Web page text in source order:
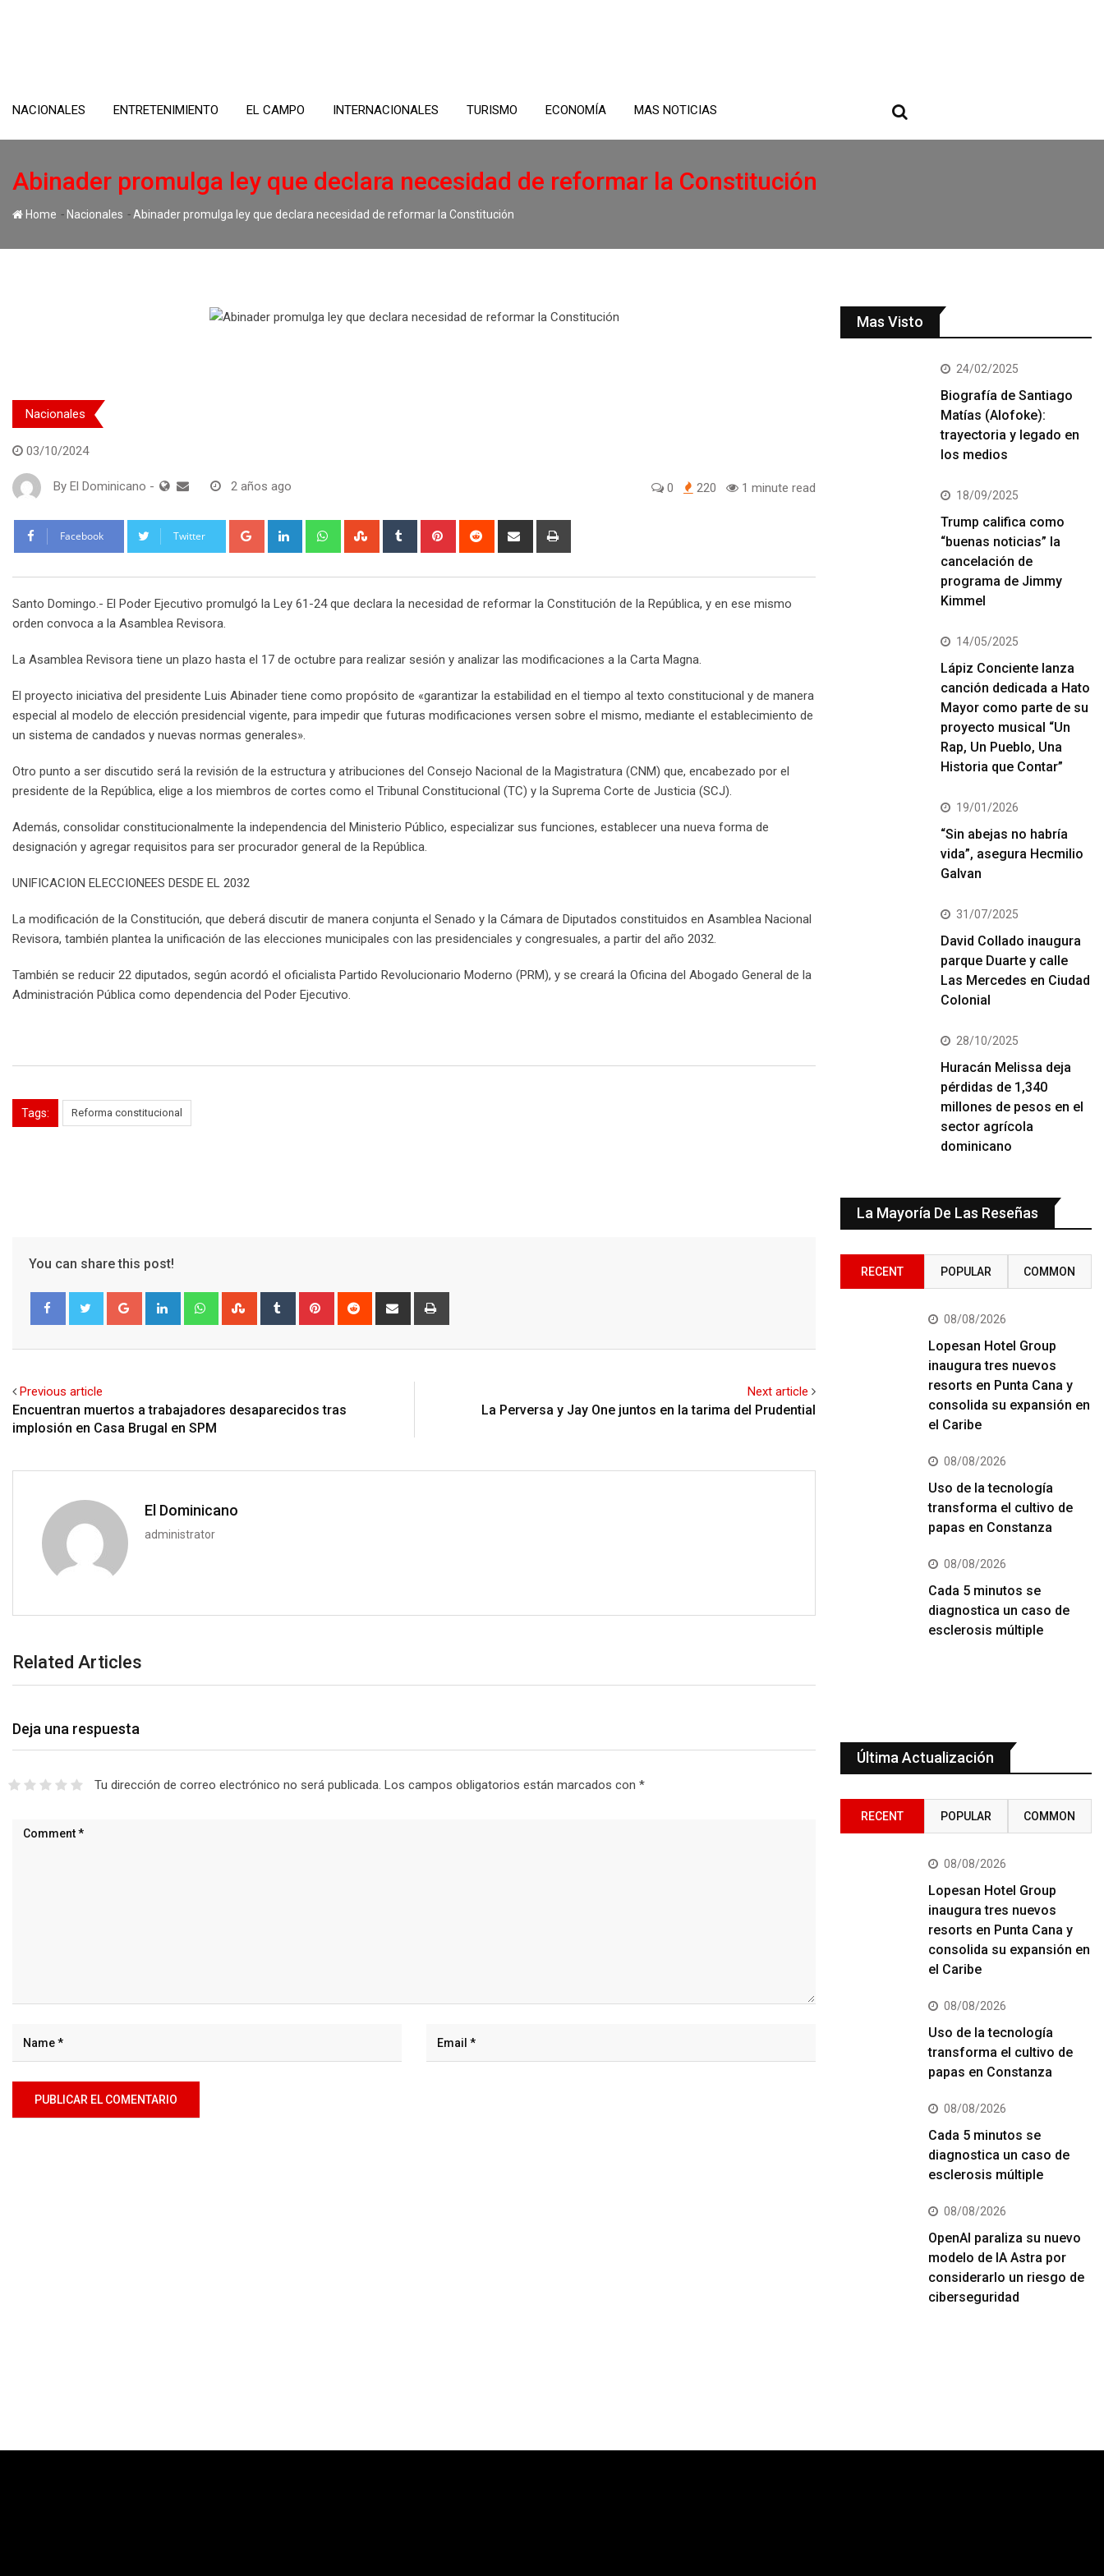
NACIONALES ENTRETENIMIENTO EL CAMPO INTERNACIONALES TURISMO ECONOMÍA MAS NOTICIAS
Abinader promulga ley que declara necesidad de reformar la Constitución
Home - Nacionales -Abinader promulga ley que declara necesidad de reformar la Constitución
Nacionales
03/10/2024
By El Dominicano - 2 años ago 0 220 1 minute read
Facebook Twitter Google+ LinkedIn WhatsappStumbleUpon
Tumblr Pinterest Reddit
Share
Santo Domingo.- El Poder Ejecutivo promulgó la Ley 61-24 que declara la necesidad de reformar la Constitución de la República, y en ese mismo
orden convoca a la Asamblea Revisora.
La Asamblea Revisora tiene un plazo hasta el 17 de octubre para realizar sesión y analizar las modificaciones a la Carta Magna.
El proyecto iniciativa del presidente Luis Abinader tiene como propósito de «garantizar la estabilidad en el tiempo al texto constitucional y de manera
especial al modelo de elección presidencial vigente, para impedir que futuras modificaciones versen sobre el mismo, mediante el establecimiento de
un sistema de candados y nuevas normas generales».
Otro punto a ser discutido será la revisión de la estructura y atribuciones del Consejo Nacional de la Magistratura (CNM) que, encabezado por el
presidente de la República, elige a los miembros de cortes como el Tribunal Constitucional (TC) y la Suprema Corte de Justicia (SCJ).
Además, consolidar constitucionalmente la independencia del Ministerio Público, especializar sus funciones, establecer una nueva forma de
designación y agregar requisitos para ser procurador general de la República.
UNIFICACION ELECCIONEES DESDE EL 2032
La modificación de la Constitución, que deberá discutir de manera conjunta el Senado y la Cámara de Diputados constituidos en Asamblea Nacional
Revisora, también plantea la unificación de las elecciones municipales con las presidenciales y congresuales, a partir del año 2032.
También se reducir 22 diputados, según acordó el oficialista Partido Revolucionario Moderno (PRM), y se creará la Oficina del Abogado General de la
Administración Pública como dependencia del Poder Ejecutivo.
Tags: Reforma constitucional
You can share this post!
Google+ LinkedIn WhatsappStumbleUpon
Tumblr Pinterest Reddit
Share
Previous article
Encuentran muertos a trabajadores desaparecidos tras
implosión en Casa Brugal en SPM
Next article
La Perversa y Jay One juntos en la tarima del Prudential
El Dominicano
administrator
Related Articles
Deja una respuesta
Tu dirección de correo electrónico no será publicada. Los campos obligatorios están marcados con *
Mas Visto
24/02/2025
Biografía de Santiago
Matías (Alofoke):
trayectoria y legado en
los medios
18/09/2025
Trump califica como
“buenas noticias” la
cancelación de
programa de Jimmy
Kimmel
14/05/2025
Lápiz Conciente lanza
canción dedicada a Hato
Mayor como parte de su
proyecto musical “Un
Rap, Un Pueblo, Una
Historia que Contar”
19/01/2026
“Sin abejas no habría
vida”, asegura Hecmilio
Galvan
31/07/2025
David Collado inaugura
parque Duarte y calle
Las Mercedes en Ciudad
Colonial
28/10/2025
Huracán Melissa deja
pérdidas de 1,340
millones de pesos en el
sector agrícola
dominicano
La Mayoría De Las Reseñas
RECENT POPULAR COMMON
08/08/2026
Lopesan Hotel Group
inaugura tres nuevos
resorts en Punta Cana y
consolida su expansión en
el Caribe
08/08/2026
Uso de la tecnología
transforma el cultivo de
papas en Constanza
08/08/2026
Cada 5 minutos se
diagnostica un caso de
esclerosis múltiple
Última Actualización
RECENT POPULAR COMMON
08/08/2026
Lopesan Hotel Group
inaugura tres nuevos
resorts en Punta Cana y
consolida su expansión en
el Caribe
08/08/2026
Uso de la tecnología
transforma el cultivo de
papas en Constanza
08/08/2026
Cada 5 minutos se
diagnostica un caso de
esclerosis múltiple
08/08/2026
OpenAI paraliza su nuevo
modelo de IA Astra por
considerarlo un riesgo de
ciberseguridad